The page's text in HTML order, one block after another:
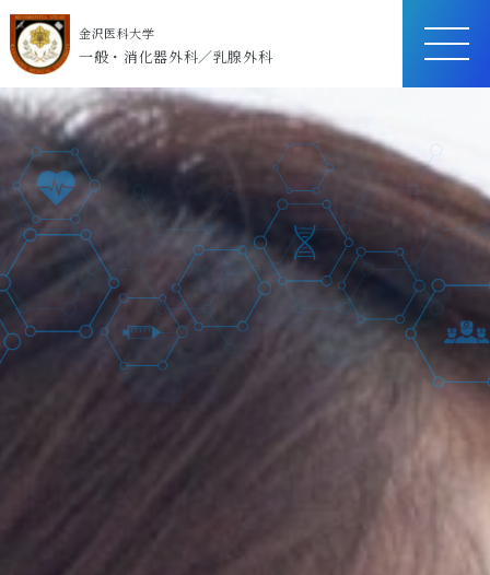
金沢医科大学
一般・消化器外科／乳腺外科
ME
NU